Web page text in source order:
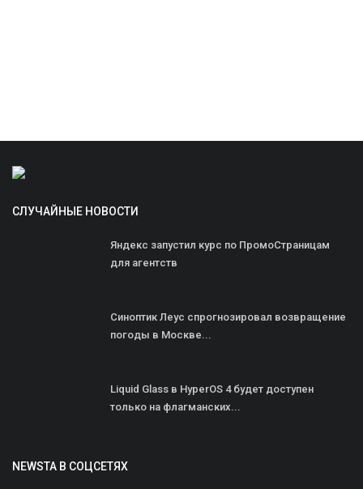
СЛУЧАЙНЫЕ НОВОСТИ
Яндекс запустил курс по ПромоСтраницам
для агентств
Синоптик Леус спрогнозировал возвращение
погоды в Москве...
Liquid Glass в HyperOS 4 будет доступен
только на флагманских...
NEWSTA В СОЦСЕТЯХ